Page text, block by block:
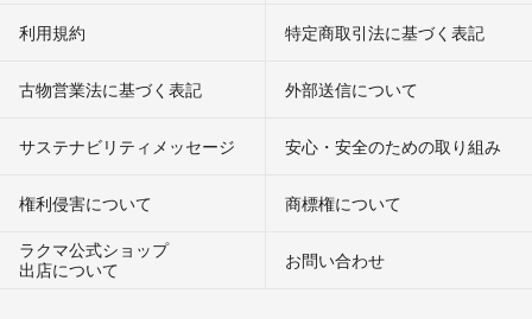
利用規約 特定商取引法に基づく表記
古物営業法に基づく表記 外部送信について
サステナビリティメッセージ 安心・安全のための取り組み
権利侵害について
商標権について
ラクマ公式ショップ
出店について
お問い合わせ